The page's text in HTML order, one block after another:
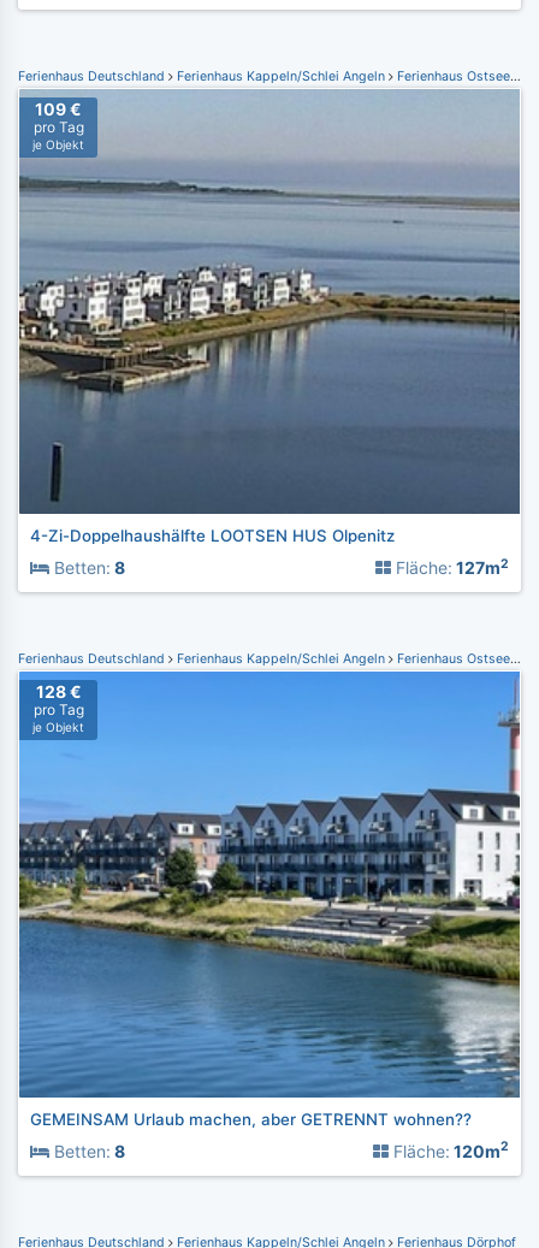
Ferienhaus Deutschland Ferienhaus Kappeln/Schlei Angeln Ferienhaus Ostseeresort Olpenitz
109 €
pro Tag
je Objekt
4-Zi-Doppelhaushälfte LOOTSEN HUS Olpenitz
Betten: 8 Fläche: 127m2
Ferienhaus Deutschland Ferienhaus Kappeln/Schlei Angeln Ferienhaus Ostseeresort Olpenitz
128 €
pro Tag
je Objekt
GEMEINSAM Urlaub machen, aber GETRENNT wohnen??
Betten: 8 Fläche: 120m2
Ferienhaus Deutschland Ferienhaus Kappeln/Schlei Angeln Ferienhaus Dörphof